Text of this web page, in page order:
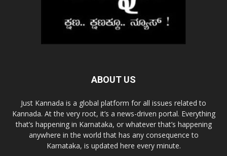
ABOUT US
Just Kannada is a global platform for all issues related to
Kannada. At the very root, it’s a news-driven portal. Everything
that’s happening in Karnataka, or whatever that’s happening
anywhere in the world that has any consequence to
Karnataka, is updated here every minute.